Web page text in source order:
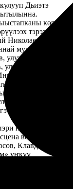
Дьиэтэ
көрүү,
тэрээһиҥҥэ
Николаевич
мунньаҕын
улуус баһылыгын
культуратын
культура
үлэтин
сүрэхтэниитэ
нэһилиэк уус-
ветераннара
Клавдия
үҥкүү
Колодезникова
тылларыгар
ырыа нэһилиэк